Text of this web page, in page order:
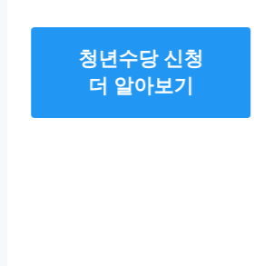
청년수당 신청
더 알아보기